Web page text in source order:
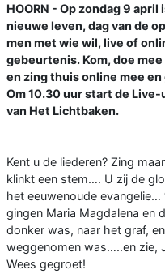
HOORN - Op zondag 9
nieuwe leven, dag van de
men met wie wil, live of
gebeurtenis. Kom, doe
en zing thuis online mee
Om 10.30 uur start de
van Het Lichtbaken.
Kent u de liederen? Zing
klinkt een stem…. U zij de
het eeuwenoude evangelie…
gingen Maria Magdalena en
donker was, naar het graf,
weggenomen was…..en zie,
Wees gegroet!